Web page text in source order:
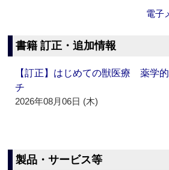
電子
書籍 訂正・追加情報
【訂正】はじめての獣医療 薬学
チ
2026年08月06日 (木)
製品・サービス等